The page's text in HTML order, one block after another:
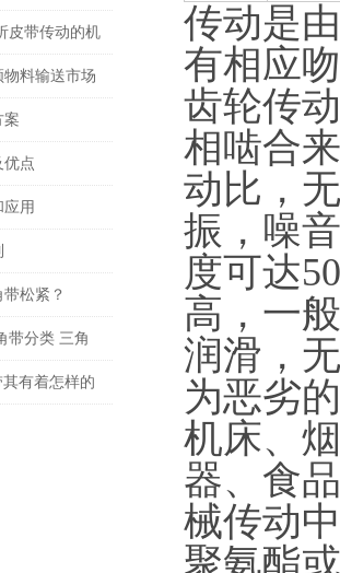
皮带传动的机
料输送市场
案
优点
用
松紧？
带分类 三角
其有着怎样的
传动是
有相应
齿轮传
相啮合
动比，
振，噪
度可达
高，一
润滑，
为恶劣
机床、
器、食
械传动
聚氨酯